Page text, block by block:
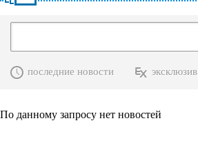
последние новости эксклюзив
По данному запросу нет новостей